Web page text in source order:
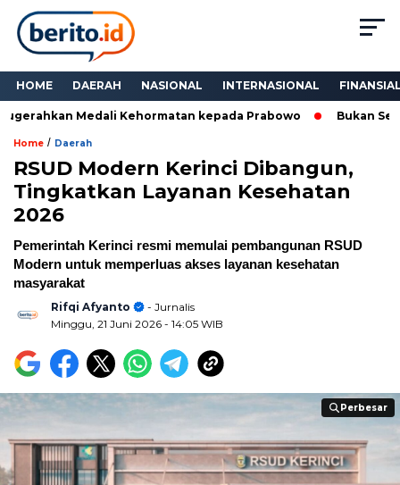
HOME DAERAH NASIONAL INTERNASIONAL
Medali Kehormatan kepada Prabowo Bukan
Home / Daerah
RSUD Modern Kerinci Dibangun,
Tingkatkan Layanan Kesehatan
2026
Pemerintah Kerinci resmi memulai pembangunan RSUD
Modern untuk memperluas akses layanan kesehatan
masyarakat
Rifqi Afyanto
- Jurnalis
Minggu, 21 Juni 2026 - 14:05 WIB
Perbesar
Perbesar